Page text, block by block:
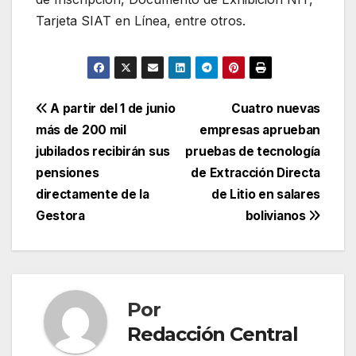
Tarjeta SIAT en Línea, entre otros.
Navegación
de
entradas
Cuatro nuevas
empresas aprueban
pruebas de tecnología
de Extracción Directa
de Litio en salares
bolivianos
A partir del 1 de junio
más de 200 mil
jubilados recibirán sus
pensiones
directamente de la
Gestora
Por
Redacción Central